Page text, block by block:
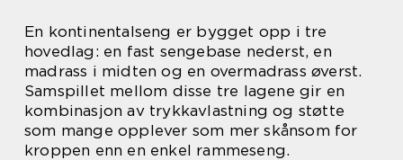
En kontinentalseng er bygget opp i tre
hovedlag: en fast sengebase nederst, en
madrass i midten og en overmadrass øverst.
Samspillet mellom disse tre lagene gir en
kombinasjon av trykkavlastning og støtte
som mange opplever som mer skånsom for
kroppen enn en enkel rammeseng.